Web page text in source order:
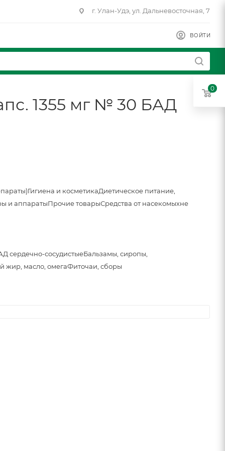
г. Улан-Удэ, ул. Дальневосточная, 7
ВОЙТИ
1355 мг № 30 БАД
Гигиена и косметикаДиетическое питание,
и аппаратыПрочие товарыСредства от насекомыхне
сердечно-сосудистыеБальзамы, сиропы,
жир, масло, омегаФиточаи, сборы
0